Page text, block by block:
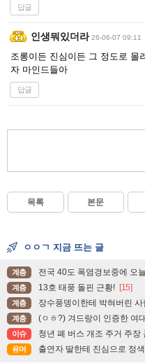
답글
인생뭐있더라 26-06-07 09:11
조롱이든 진심이든 그 정도로 몰
자 마인드들아
답글
목록 본문
ㅇㅇㄱ 지금 뜨는 글
계층 전국 40도 폭염경보중에 오
계층 13호 태풍 돌핀 근황! [15]
계층 장수풍뎅이한테 박혀버린 사
계층 (ㅇㅎ?) 겨드랑이 인증한 여
이슈 청년 폐 버스 개조 주거 주장
유머 출연자 딸한테 진심으로 정